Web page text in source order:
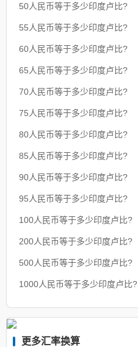
50人民币等于多少印度卢比?
55人民币等于多少印度卢比?
60人民币等于多少印度卢比?
65人民币等于多少印度卢比?
70人民币等于多少印度卢比?
75人民币等于多少印度卢比?
80人民币等于多少印度卢比?
85人民币等于多少印度卢比?
90人民币等于多少印度卢比?
95人民币等于多少印度卢比?
100人民币等于多少印度卢比?
200人民币等于多少印度卢比?
500人民币等于多少印度卢比?
1000人民币等于多少印度卢比?
更多汇率换算